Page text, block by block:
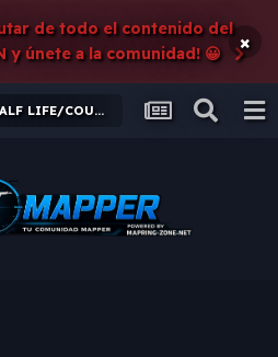
de todo el contenido del
y únete a la comunidad! 😀
×
ZONA MAPPING GOLDsrc [HALF LIFE/COUNTER-STRIKE 1.6]